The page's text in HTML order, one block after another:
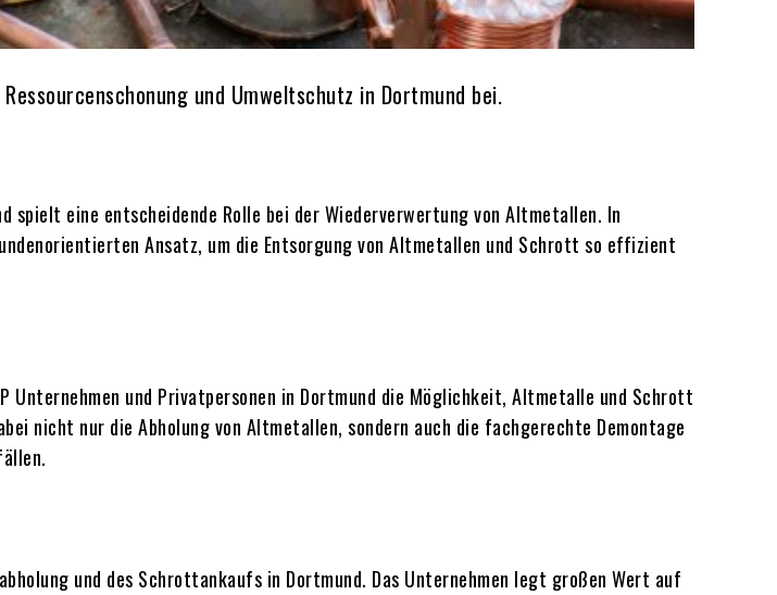
und Umweltschutz in Dortmund bei.
eine entscheidende Rolle bei der Wiederverwertung von Altmetallen. In
Ansatz, um die Entsorgung von Altmetallen und Schrott so effizient
und Privatpersonen in Dortmund die Möglichkeit, Altmetalle und Schrott
nicht nur die Abholung von Altmetallen, sondern auch die fachgerechte Demontage
und des Schrottankaufs in Dortmund. Das Unternehmen legt großen Wert auf